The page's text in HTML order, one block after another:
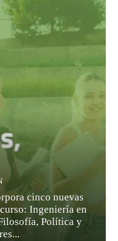
cinco nuevas
Ingeniería en
Política y